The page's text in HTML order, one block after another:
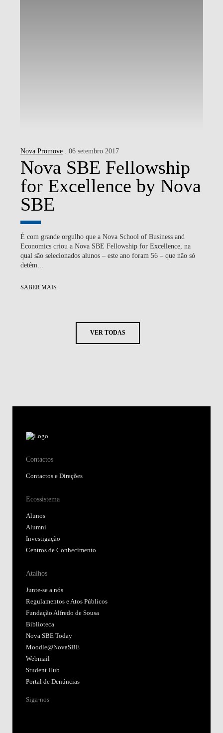
Nova Promove . 06 setembro 2017
Nova SBE Fellowship
for Excellence by Nova
SBE
É com grande orgulho que a Nova School of Business and
Economics criou a Nova SBE Fellowship for Excellence, na
qual são selecionados alunos – este ano foram 56 – que não só
detêm...
SABER MAIS
VER TODAS
Contactos
Contactos e Direções
Ecossistema
Alunos
Alumni
Investigação
Centros de Conhecimento
Atalhos
Junte-se a nós
Regulamentos e Atos Públicos
Fundação Alfredo de Sousa
Biblioteca
Nova SBE Today
Moodle@NovaSBE
Webmail
Student Hub
Portal de Denúncias
Siga-nos